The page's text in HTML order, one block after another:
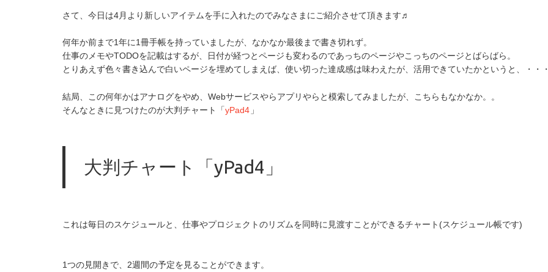
さて、今日は4月より新しいアイテムを手に入れたのでみなさまにご紹介させて頂きます♬
何年か前まで1年に1冊手帳を持っていましたが、なかなか最後まで書き切れず。
仕事のメモやTODOを記載はするが、日付が経つとページも変わるのであっちのページやこっちのページとばらばら。
とりあえず色々書き込んで白いページを埋めてしまえば、使い切った達成感は味わえたが、活用できていたかというと、・・
結局、この何年かはアナログをやめ、Webサービスやらアプリやらと模索してみましたが、こちらもなかなか。。
そんなときに見つけたのが大判チャート「yPad4 」
大判チャート「yPad4」
これは毎日のスケジュールと、仕事やプロジェクトのリズムを同時に見渡すことができるチャート(スケジュール帳です)
1つの見開きで、2週間の予定を見ることができます。